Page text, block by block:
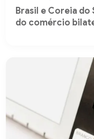
Brasil e Coreia
do comércio